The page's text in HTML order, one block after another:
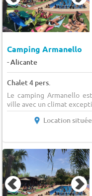
Camping Armanello
-Alicante
Chalet 4 pers.
Le camping Armanello
ville avec un climat
Location